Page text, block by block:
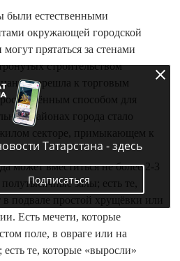
были естественными
окружающей городской
прятаться за стенами
строительством
перешла к торговым
способом для
районах города стало
секторе, примыкающем к
может вместиться не более 2-3
залы; есть те,
подвале простой хрущёвки или
Есть мечети, которые
поле, в овраге или на
те, которые «выросли»
Татарстана - здесь
Подписаться